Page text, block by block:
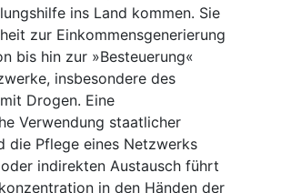
ins Land kommen. Sie
zur Einkommensgenerierung
bis hin zur »Besteuerung«
insbesondere des
Drogen. Eine
Verwendung staatlicher
die Pflege eines Netzwerks
indirekten Austausch führt
in den Händen der